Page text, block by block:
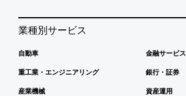
業種別サービス
自動車
重工業・エンジニアリング
産業機械
金融サービス
銀行・証券
資産運用